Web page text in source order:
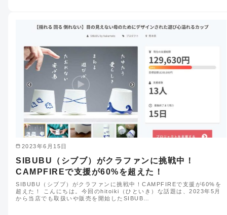
2023年6月15日
SIBUBU（シブブ）がクラファンに挑戦中！
CAMPFIREで支援が60%を超えた！
SIBUBU（シブブ）がクラファンに挑戦中！CAMPFIREで支援が60%を
超えた！ こんにちは。今回のhitoiki（ひといき）な話題は、2023年5月
から当店でも取扱いや販売を開始したSIBUB…